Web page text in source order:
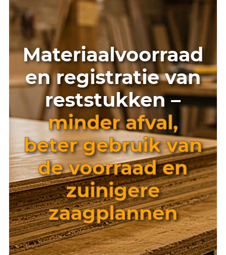
Materiaalvoorraad
en registratie van
reststukken –
minder afval,
beter gebruik van
de voorraad en
zuinigere
zaagplannen